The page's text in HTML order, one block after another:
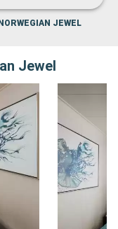
JEWEL
Jewel